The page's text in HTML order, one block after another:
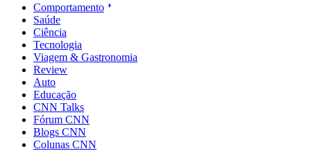
Comportamento
Saúde
Ciência
Tecnologia
Viagem & Gastronomia
Review
Auto
Educação
CNN Talks
Fórum CNN
Blogs CNN
Colunas CNN